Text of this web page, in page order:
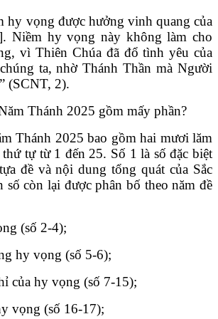
hy vọng được hưởng vinh quang của
Niềm hy vọng này không làm cho
vì Thiên Chúa đã đổ tình yêu của
ta, nhờ Thánh Thần mà Người
(SCNT, 2).
Thánh 2025 gồm mấy phần?
Thánh 2025 bao gồm hai mươi lăm
tự từ 1 đến 25. Số 1 là số đặc biệt
đề và nội dung tổng quát của Sắc
số còn lại được phân bố theo năm đề
(số 2-4);
hy vọng (số 5-6);
của hy vọng (số 7-15);
(số 16-17);